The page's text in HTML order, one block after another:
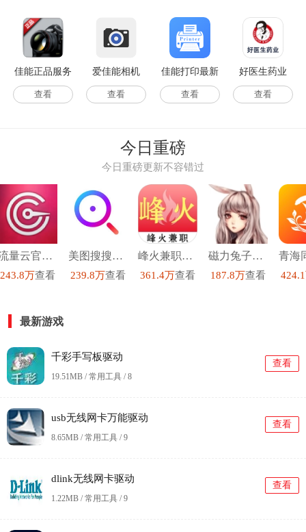
佳能正品服务
正版
查看
爱佳能相机
查看
佳能打印最新
版
查看
好医生药业
查看
今日重磅
今日重磅更新不容错过
流量云官方正版
243.8万查看
美图搜搜手机免费版
239.8万查看
峰火兼职手机正版
361.4万查看
磁力兔子搜索引擎手机免费版
187.8万查看
最新游戏
千彩手写板驱动
19.51MB / 常用工具 /8
查看
usb无线网卡万能驱动
8.65MB / 常用工具 /9
查看
dlink无线网卡驱动
1.22MB / 常用工具 /9
查看